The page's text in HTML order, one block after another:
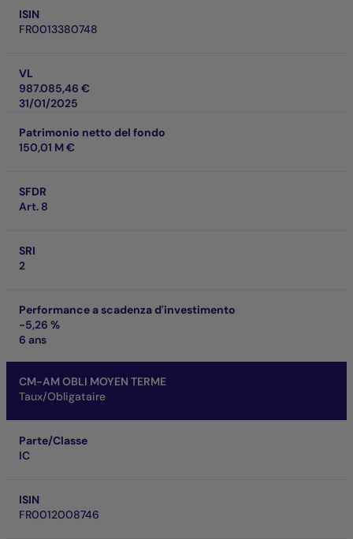
ISIN
FR0013380748
VL
987.085,46 €
31/01/2025
Patrimonio netto del fondo
150,01 M €
SFDR
Art. 8
SRI
2
Performance a scadenza d'investimento
-5,26 %
6 ans
CM-AM OBLI MOYEN TERME
Taux/Obligataire
Parte/Classe
IC
ISIN
FR0012008746